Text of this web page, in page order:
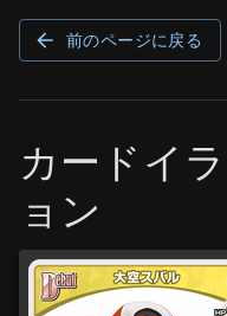
前のページに戻る
カードイ
ョン